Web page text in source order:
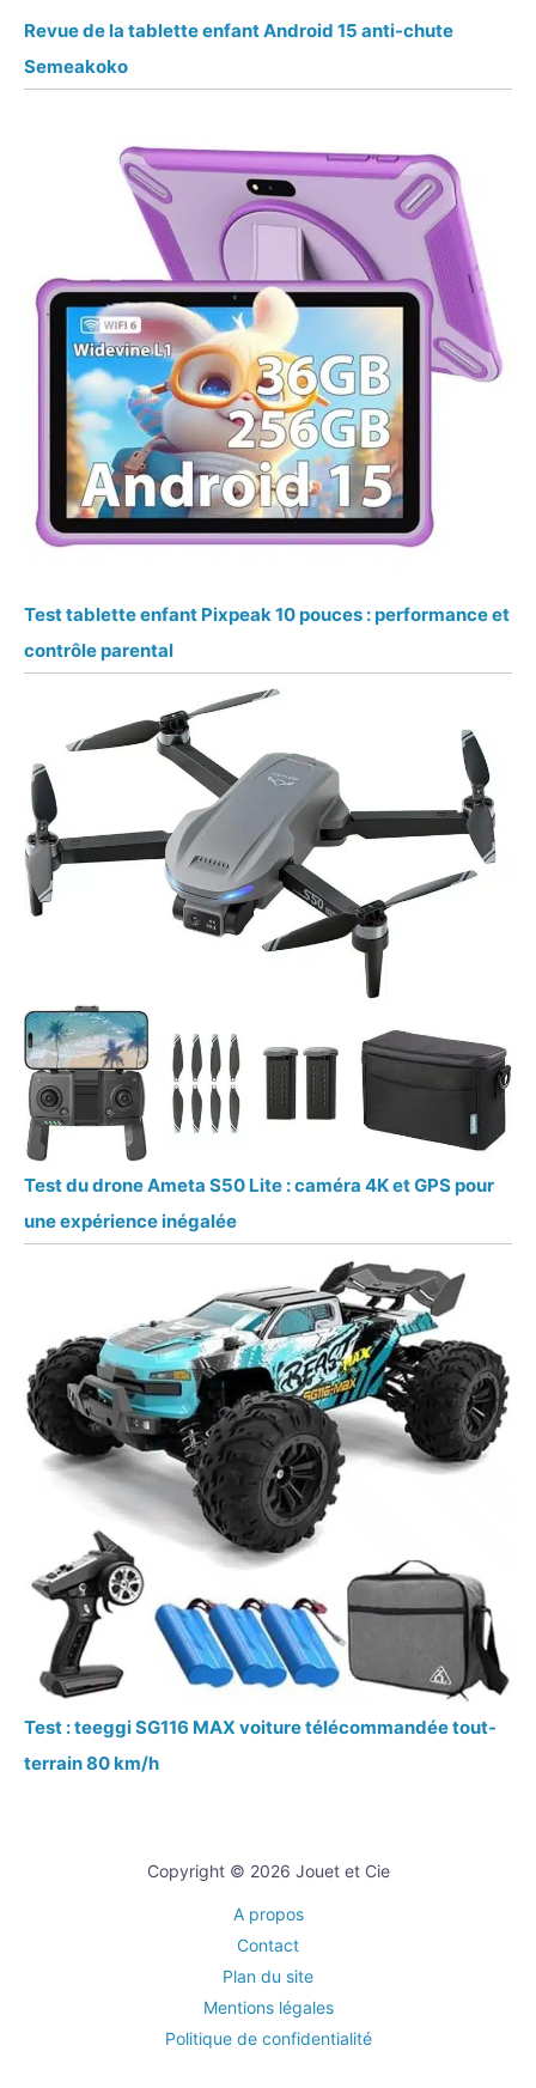
Revue de la tablette enfant Android 15 anti-chute
Semeakoko
Test tablette enfant Pixpeak 10 pouces : performance et
contrôle parental
Test du drone Ameta S50 Lite : caméra 4K et GPS pour
une expérience inégalée
Test : teeggi SG116 MAX voiture télécommandée tout-
terrain 80 km/h
Copyright © 2026 Jouet et Cie
A propos
Contact
Plan du site
Mentions légales
Politique de confidentialité